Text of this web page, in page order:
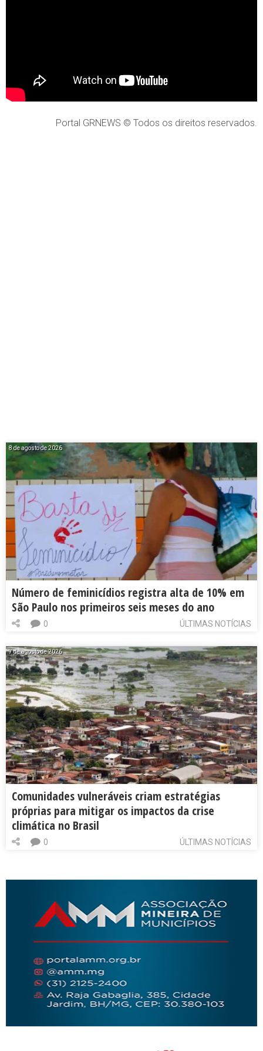
Portal GRNEWS © Todos os direitos reservados.
8 de agosto de 2026
Número de feminicídios registra alta de 10% em
São Paulo nos primeiros seis meses do ano
ÚLTIMAS NOTÍCIAS
0
7 de agosto de 2026
Comunidades vulneráveis criam estratégias
próprias para mitigar os impactos da crise
climática no Brasil
ÚLTIMAS NOTÍCIAS
0